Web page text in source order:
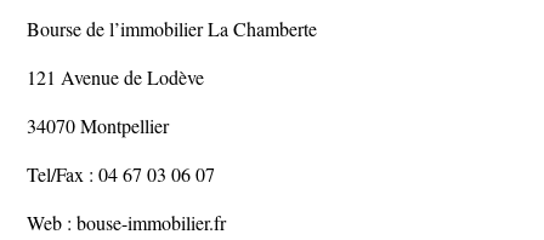
Bourse de l’immobilier La Chamberte
121 Avenue de Lodève
34070 Montpellier
Tel/Fax : 04 67 03 06 07
Web : bouse-immobilier.fr